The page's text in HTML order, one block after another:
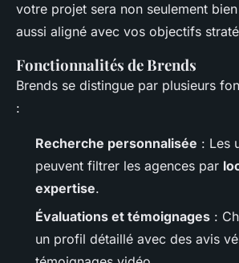
votre projet sera non seulement
aussi aligné avec vos objectifs
Fonctionnalités de Brends
Brends se distingue par plusieurs
:
Recherche personnalisée : Les
peuvent filtrer les agences par
expertise.
Évaluations et témoignages :
un profil détaillé avec des avis